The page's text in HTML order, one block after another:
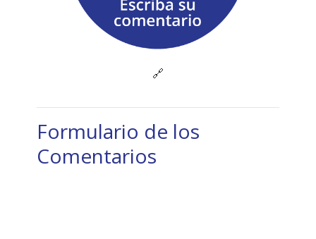
🔗
Formulario de los
Comentarios